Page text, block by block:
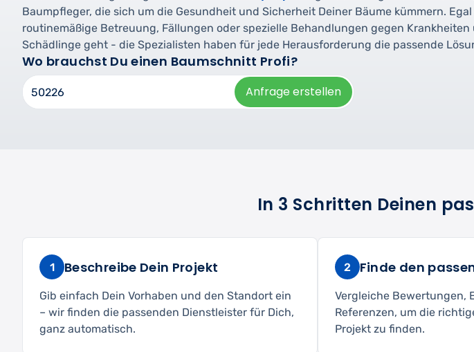
Baumpfleger, die sich um die Gesundheit und Sicherheit Deiner Bäume kümmern. Egal
routinemäßige Betreuung, Fällungen oder spezielle Behandlungen gegen Krankheiten
Schädlinge geht - die Spezialisten haben für jede Herausforderung die passende
Wo brauchst Du einen Baumschnitt Profi?
Anfrage erstellen
In 3 Schritten Deinen
1 Beschreibe Dein Projekt
Gib einfach Dein Vorhaben und den Standort ein
– wir finden die passenden Dienstleister für Dich,
ganz automatisch.
2 Finde den
Vergleiche Bewertungen,
Referenzen, um die
Projekt zu finden.